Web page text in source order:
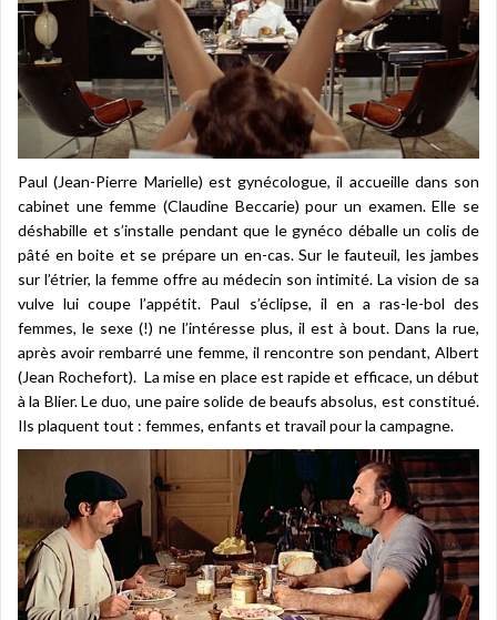
Paul (Jean-Pierre Marielle) est gynécologue, il accueille dans son
cabinet une femme (Claudine Beccarie) pour un examen. Elle se
déshabille et s’installe pendant que le gynéco déballe un colis de
pâté en boite et se prépare un en-cas. Sur le fauteuil, les jambes
sur l’étrier, la femme offre au médecin son intimité. La vision de sa
vulve lui coupe l’appétit. Paul s’éclipse, il en a ras-le-bol des
femmes, le sexe (!) ne l’intéresse plus, il est à bout. Dans la rue,
après avoir rembarré une femme, il rencontre son pendant, Albert
(Jean Rochefort). La mise en place est rapide et efficace, un début
à la Blier. Le duo, une paire solide de beaufs absolus, est constitué.
Ils plaquent tout : femmes, enfants et travail pour la campagne.